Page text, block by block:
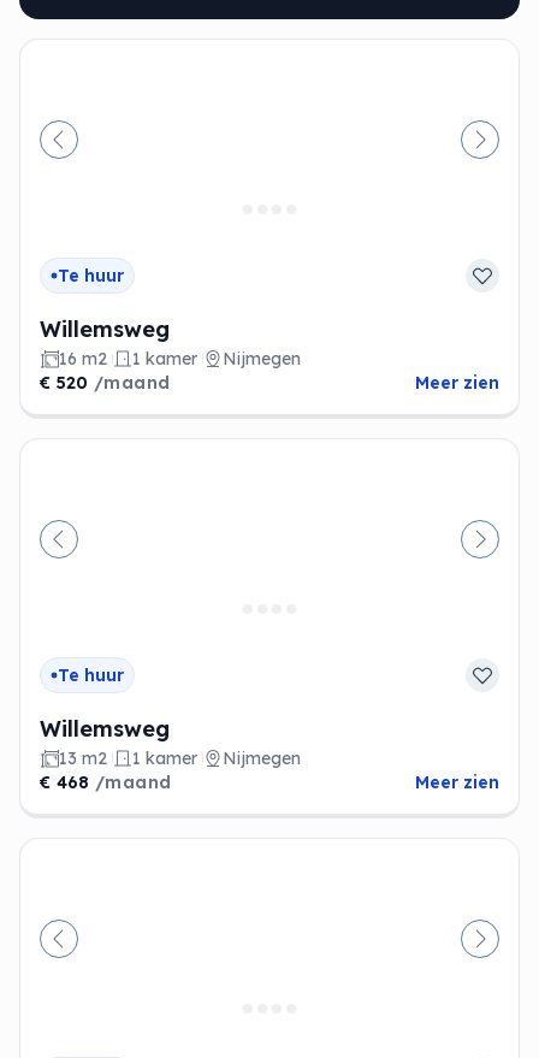
Vorige
Te huur
Willemsweg
16 m2 1 kamer
Nijmegen
€ 520 /maand Meer zien
Vorige
Te huur
Willemsweg
13 m2 1 kamer
Nijmegen
€ 468 /maand Meer zien
Vorige